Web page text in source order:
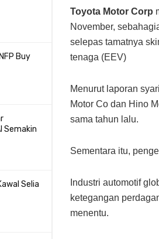
Buy
Semakin
Selia
Toyota Motor Corp
November,
selepas tamatnya
tenaga (EEV)
Menurut laporan
Motor Co dan Hino
sama tahun lalu.
Sementara itu,
Industri automotif
ketegangan
menentu.